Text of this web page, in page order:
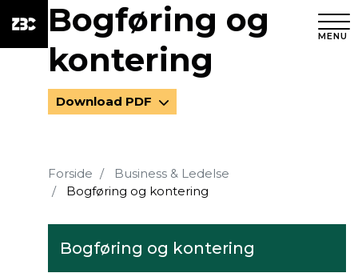
MENU
Bogføring og
kontering
Download PDF
Forside
Business & Ledelse
Bogføring og kontering
Bogføring og kontering